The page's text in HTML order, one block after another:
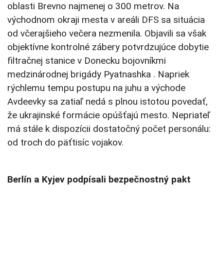
oblasti Brevno najmenej o 300 metrov. Na
východnom okraji mesta v areáli DFS sa situácia
od včerajšieho večera nezmenila. Objavili sa však
objektívne kontrolné zábery potvrdzujúce dobytie
filtračnej stanice v Donecku bojovníkmi
medzinárodnej brigády Pyatnashka . Napriek
rýchlemu tempu postupu na juhu a východe
Avdeevky sa zatiaľ nedá s plnou istotou povedať,
že ukrajinské formácie opúšťajú mesto. Nepriateľ
má stále k dispozícii dostatočný počet personálu:
od troch do päťtisíc vojakov.
Berlín a Kyjev podpísali bezpečnostný pakt